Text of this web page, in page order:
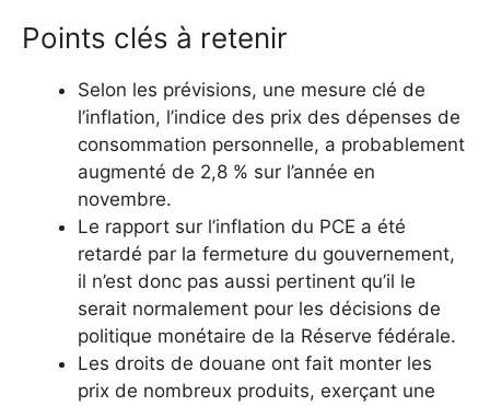
Points clés à retenir
Selon les prévisions, une mesure clé de
l’inflation, l’indice des prix des dépenses de
consommation personnelle, a probablement
augmenté de 2,8 % sur l’année en
novembre.
Le rapport sur l’inflation du PCE a été
retardé par la fermeture du gouvernement,
il n’est donc pas aussi pertinent qu’il le
serait normalement pour les décisions de
politique monétaire de la Réserve fédérale.
Les droits de douane ont fait monter les
prix de nombreux produits, exerçant une